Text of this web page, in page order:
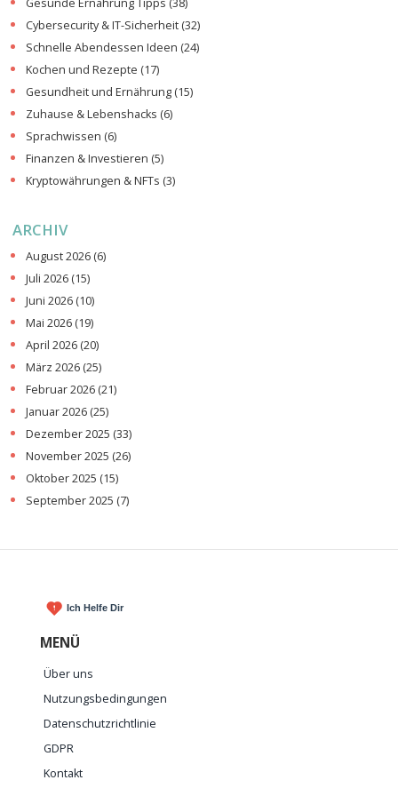
Gesunde Ernährung Tipps (38)
Cybersecurity & IT-Sicherheit (32)
Schnelle Abendessen Ideen (24)
Kochen und Rezepte (17)
Gesundheit und Ernährung (15)
Zuhause & Lebenshacks (6)
Sprachwissen (6)
Finanzen & Investieren (5)
Kryptowährungen & NFTs (3)
ARCHIV
August 2026 (6)
Juli 2026 (15)
Juni 2026 (10)
Mai 2026 (19)
April 2026 (20)
März 2026 (25)
Februar 2026 (21)
Januar 2026 (25)
Dezember 2025 (33)
November 2025 (26)
Oktober 2025 (15)
September 2025 (7)
MENÜ
Über uns
Nutzungsbedingungen
Datenschutzrichtlinie
GDPR
Kontakt